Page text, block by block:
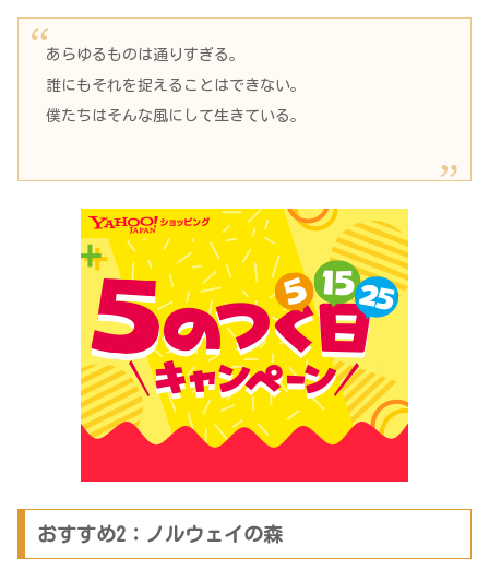
あらゆるものは通りすぎる。
誰にもそれを捉えることはできない。
僕たちはそんな風にして生きている。
おすすめ2：ノルウェイの森